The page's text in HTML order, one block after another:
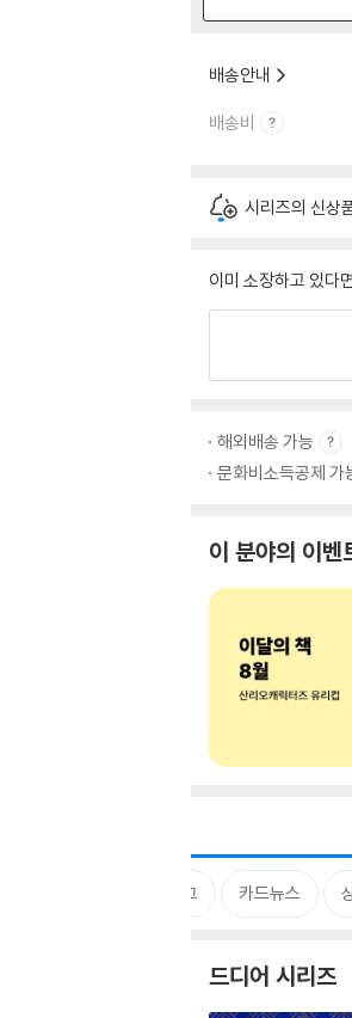
배송안내
배송비
시리즈의 신상
이미 소장하고 있다
해외배송 가능
문화비소득공제 가
이 분야의 이벤
태그 카드뉴스
드디어 시리즈